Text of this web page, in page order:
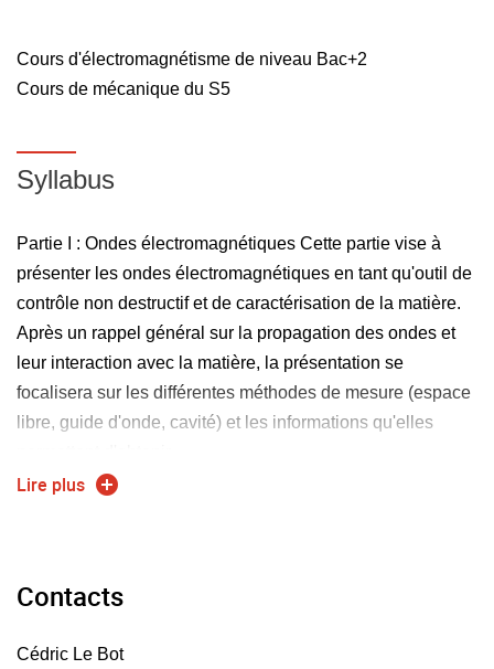
Cours d'électromagnétisme de niveau Bac+2
Cours de mécanique du S5
Syllabus
Partie I : Ondes électromagnétiques Cette partie vise à
présenter les ondes électromagnétiques en tant qu'outil de
contrôle non destructif et de caractérisation de la matière.
Après un rappel général sur la propagation des ondes et
leur interaction avec la matière, la présentation se
focalisera sur les différentes méthodes de mesure (espace
libre, guide d'onde, cavité) et les informations qu'elles
ondes élastiques. D'un point de vue théorique, le cours se
solides isotropes. D'un point de vue pratique et applicatif,
Lire plus
Contacts
Cédric Le Bot